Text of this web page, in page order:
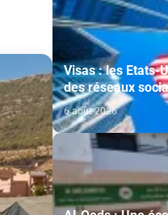
Visas : les Etats-
des réseaux
étrangers
6 août 2026